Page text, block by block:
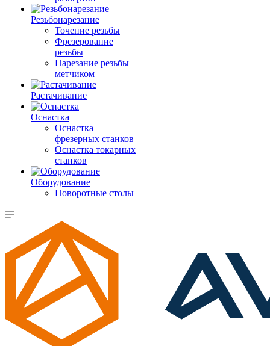
Резьбонарезание
Точение резьбы
Фрезерование
резьбы
Нарезание резьбы
метчиком
Растачивание
Оснастка
Оснастка
фрезерных станков
Оснастка токарных
станков
Оборудование
Поворотные столы